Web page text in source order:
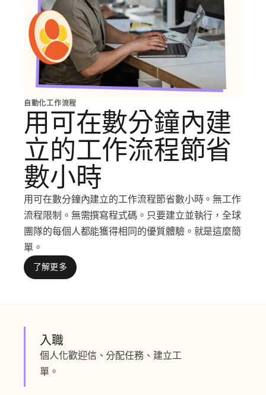
自動化工作流程
用可在數分鐘內建
立的工作流程節省
數小時
用可在數分鐘內建立的工作流程節省數小時。無工作
流程限制。無需撰寫程式碼。只要建立並執行，全球
團隊的每個人都能獲得相同的優質體驗。就是這麼簡
單。
了解更多
入職
個人化歡迎信、分配任務、建立工
單。